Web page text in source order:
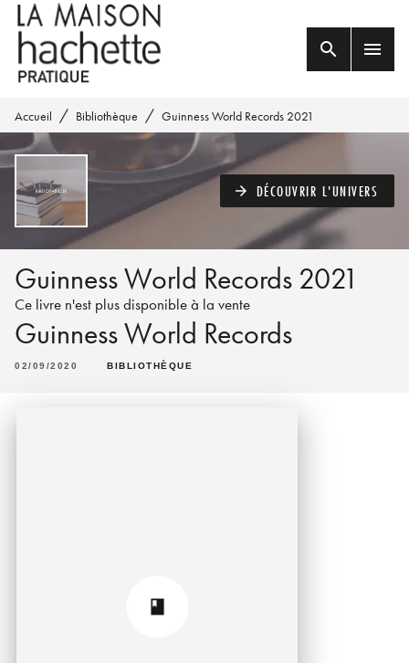
MENU RECHERCHE
PIED DE PAGE
search menu
Accueil / Bibliothèque / Guinness World Records 2021
arrow_forward DÉCOUVRIR L'UNIVERS
Guinness World Records 2021
Ce livre n'est plus disponible à la vente
Guinness World Records
02/09/2020 BIBLIOTHÈQUE